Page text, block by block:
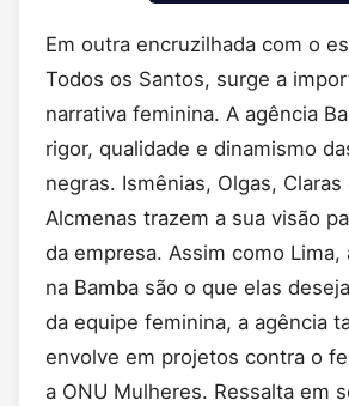
Em outra encruzilhada com o
Todos os Santos, surge a
narrativa feminina. A agência
rigor, qualidade e dinamismo
negras. Ismênias, Olgas, Claras
Alcmenas trazem a sua visão
da empresa. Assim como Lima,
na Bamba são o que elas
da equipe feminina, a agência
envolve em projetos contra o
a ONU Mulheres. Ressalta em